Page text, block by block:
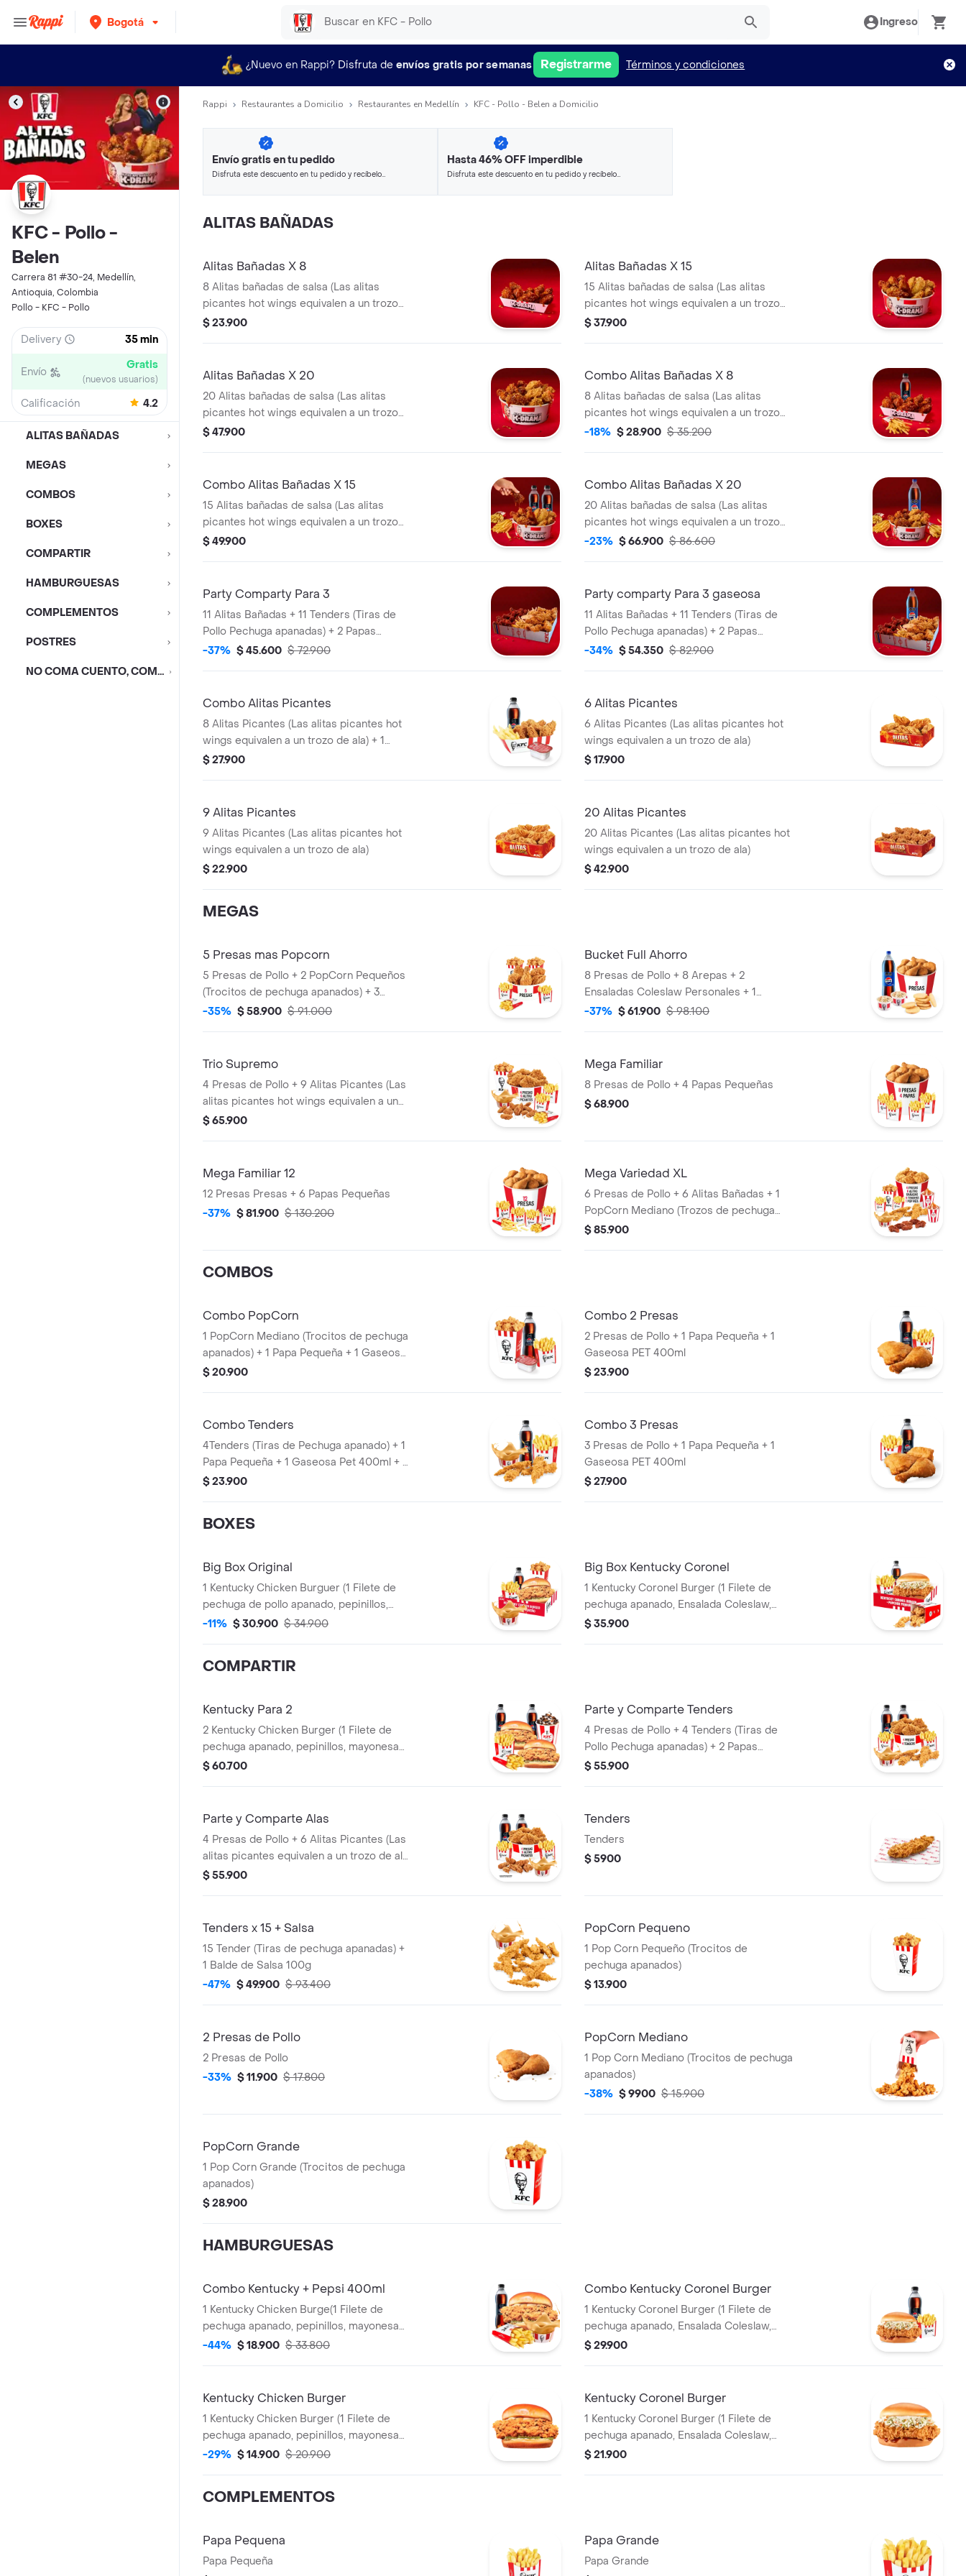
Bogotá Ingreso
¿Nuevo en Rappi? Disfruta de envíos gratis por semanas Registrarme Términos y condiciones
KFC - Pollo -
Belen
Carrera 81 #30-24, Medellín,
Antioquia, Colombia
Pollo - KFC - Pollo
Delivery 35 min
Envío Gratis
(nuevos usuarios)
Calificación 4.2
ALITAS BAÑADAS
MEGAS
COMBOS
BOXES
COMPARTIR
HAMBURGUESAS
COMPLEMENTOS
POSTRES
NO COMA CUENTO, COMA DESCUENTO
Rappi Restaurantes a Domicilio Restaurantes en Medellín KFC - Pollo - Belen a Domicilio
Envío gratis en tu pedido
Disfruta este descuento en tu pedido y recíbelo
Hasta 46% OFF imperdible
Disfruta este descuento en tu pedido y recíbelo
ALITAS BAÑADAS
Alitas Bañadas X 8
8 Alitas bañadas de salsa (Las alitas
picantes hot wings equivalen a un trozo
de ala)
$ 23.900
Alitas Bañadas X 15
15 Alitas bañadas de salsa (Las alitas
picantes hot wings equivalen a un trozo
de ala)
$ 37.900
Alitas Bañadas X 20
20 Alitas bañadas de salsa (Las alitas
picantes hot wings equivalen a un trozo
de ala)
$ 47.900
Combo Alitas Bañadas X 8
8 Alitas bañadas de salsa (Las alitas
picantes hot wings equivalen a un trozo
de ala) + 1 Papa Pequeña + 1 Gaseosa Pet
-18% $ 28.900 $ 35.200
Combo Alitas Bañadas X 15
15 Alitas bañadas de salsa (Las alitas
picantes hot wings equivalen a un trozo
de ala) + 2 Papa Pequeña + 2 Gaseosa Pet
$ 49.900
Combo Alitas Bañadas X 20
20 Alitas bañadas de salsa (Las alitas
picantes hot wings equivalen a un trozo
de ala) + 3 Papa Pequeña + 1 Gaseosa 1,5
-23% $ 66.900 $ 86.600
Party Comparty Para 3
11 Alitas Bañadas + 11 Tenders (Tiras de
Pollo Pechuga apanadas) + 2 Papas
Pequeñas + 1 Balde de Salsa 100g
-37% $ 45.600 $ 72.900
Party comparty Para 3 gaseosa
11 Alitas Bañadas + 11 Tenders (Tiras de
Pollo Pechuga apanadas) + 2 Papas
Pequeñas + 1 Balde de Salsa 100g + 1
-34% $ 54.350 $ 82.900
Combo Alitas Picantes
8 Alitas Picantes (Las alitas picantes hot
wings equivalen a un trozo de ala) + 1
Papa Pequeña + 1 Gaseosa PET 400ml + +
$ 27.900
6 Alitas Picantes
6 Alitas Picantes (Las alitas picantes hot
wings equivalen a un trozo de ala)
$ 17.900
9 Alitas Picantes
9 Alitas Picantes (Las alitas picantes hot
wings equivalen a un trozo de ala)
$ 22.900
20 Alitas Picantes
20 Alitas Picantes (Las alitas picantes hot
wings equivalen a un trozo de ala)
$ 42.900
MEGAS
5 Presas mas Popcorn
5 Presas de Pollo + 2 PopCorn Pequeños
(Trocitos de pechuga apanados) + 3
Papas Pequeñas
-35% $ 58.900 $ 91.000
Bucket Full Ahorro
8 Presas de Pollo + 8 Arepas + 2
Ensaladas Coleslaw Personales + 1
Gaseosa 1,5 Litros
-37% $ 61.900 $ 98.100
Trio Supremo
4 Presas de Pollo + 9 Alitas Picantes (Las
alitas picantes hot wings equivalen a un
trozo de ala) + 1 PopCorn Mediano (Trozos
$ 65.900
Mega Familiar
8 Presas de Pollo + 4 Papas Pequeñas
$ 68.900
Mega Familiar 12
12 Presas Presas + 6 Papas Pequeñas
-37% $ 81.900 $ 130.200
Mega Variedad XL
6 Presas de Pollo + 6 Alitas Bañadas + 1
PopCorn Mediano (Trozos de pechuga
apanados) + 4 Tenders (Tiras de Pollo
$ 85.900
COMBOS
Combo PopCorn
1 PopCorn Mediano (Trocitos de pechuga
apanados) + 1 Papa Pequeña + 1 Gaseosa
PET 400ml + 1 Blister de Salsa BBQ
$ 20.900
Combo 2 Presas
2 Presas de Pollo + 1 Papa Pequeña + 1
Gaseosa PET 400ml
$ 23.900
Combo Tenders
4Tenders (Tiras de Pechuga apanado) + 1
Papa Pequeña + 1 Gaseosa Pet 400ml + 1
$ 23.900
Combo 3 Presas
3 Presas de Pollo + 1 Papa Pequeña + 1
Gaseosa PET 400ml
$ 27.900
BOXES
Big Box Original
1 Kentucky Chicken Burguer (1 Filete de
pechuga de pollo apanado, pepinillos,
mayonesa premium y mantequilla) + 1
-11% $ 30.900 $ 34.900
Big Box Kentucky Coronel
1 Kentucky Coronel Burger (1 Filete de
pechuga apanado, Ensalada Coleslaw,
BBQ y mantequilla) + 1 Pop Corn
$ 35.900
COMPARTIR
Kentucky Para 2
2 Kentucky Chicken Burger (1 Filete de
pechuga apanado, pepinillos, mayonesa
premium y mantequilla) + 2 Papas
$ 60.700
Parte y Comparte Tenders
4 Presas de Pollo + 4 Tenders (Tiras de
Pollo Pechuga apanadas) + 2 Papas
Pequeñas + 1 Balde de Salsa 100g + 2
$ 55.900
Parte y Comparte Alas
4 Presas de Pollo + 6 Alitas Picantes (Las
alitas picantes equivalen a un trozo de ala)
+ 2 Papas Pequeñas + 2 Gaseosas Pet
$ 55.900
Tenders
Tenders
$ 5900
Tenders x 15 + Salsa
15 Tender (Tiras de pechuga apanadas) +
1 Balde de Salsa 100g
-47% $ 49.900 $ 93.400
PopCorn Pequeno
1 Pop Corn Pequeño (Trocitos de
pechuga apanados)
$ 13.900
2 Presas de Pollo
2 Presas de Pollo
-33% $ 11.900 $ 17.800
PopCorn Mediano
1 Pop Corn Mediano (Trocitos de pechuga
apanados)
-38% $ 9900 $ 15.900
PopCorn Grande
1 Pop Corn Grande (Trocitos de pechuga
apanados)
$ 28.900
HAMBURGUESAS
Combo Kentucky + Pepsi 400ml
1 Kentucky Chicken Burge(1 Filete de
pechuga apanado, pepinillos, mayonesa
premium y mantequilla) + 1 Papa Pequeña
-44% $ 18.900 $ 33.800
Combo Kentucky Coronel Burger
1 Kentucky Coronel Burger (1 Filete de
pechuga apanado, Ensalada Coleslaw,
BBQ y mantequilla) + 1 Papa Pequeña + 1
$ 29.900
Kentucky Chicken Burger
1 Kentucky Chicken Burger (1 Filete de
pechuga apanado, pepinillos, mayonesa
premium y mantequilla)
-29% $ 14.900 $ 20.900
Kentucky Coronel Burger
1 Kentucky Coronel Burger (1 Filete de
pechuga apanado, Ensalada Coleslaw,
BBQ y mantequilla)
$ 21.900
COMPLEMENTOS
Papa Pequena
Papa Pequeña
Papa Grande
Papa Grande